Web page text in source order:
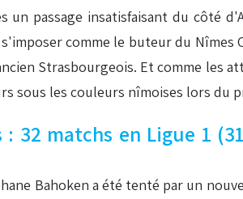
passage insatisfaisant du côté
comme le buteur du
Strasbourgeois. Et comme les
sous les couleurs nîmoises lors du
: 32 matchs en Ligue 1
Bahoken a été tenté par un